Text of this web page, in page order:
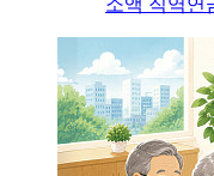
소액 직역연